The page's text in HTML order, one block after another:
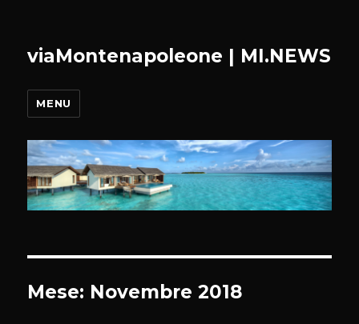
viaMontenapoleone | MI.NEWS
MENU
Mese: Novembre 2018